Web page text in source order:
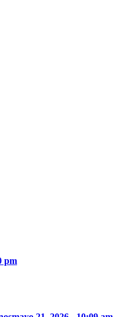
pm